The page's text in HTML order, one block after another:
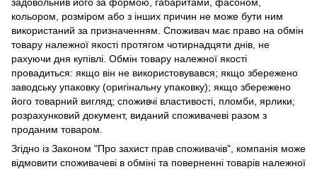
кольором, розміром або з інших причин не може бути ним
використаний за призначенням. Споживач має право на обмін
товару належної якості протягом чотирнадцяти днів, не
рахуючи дня купівлі. Обмін товару належної якості
провадиться: якщо він не використовувався; якщо збережено
заводську упаковку (оригінальну упаковку); якщо збережено
його товарний вигляд; споживчі властивості, пломби, ярлики;
розрахунковий документ, виданий споживачеві разом з
проданим товаром.
Згідно із Законом "Про захист прав споживачів", компанія може
відмовити споживачеві в обміні та поверненні товарів належної